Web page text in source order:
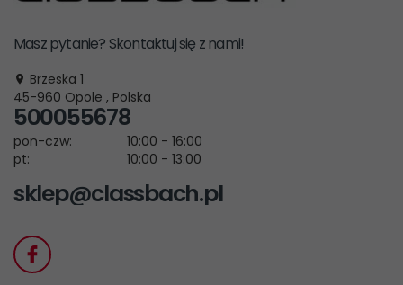
Masz pytanie? Skontaktuj się z nami!
Brzeska 1
45-960 Opole , Polska
500055678
pon-czw:
10:00 - 16:00
pt:
10:00 - 13:00
sklep@classbach.pl